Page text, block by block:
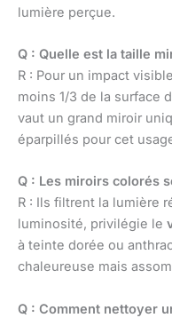
lumière perçue.
Q : Quelle est la taille
R : Pour un impact
moins 1/3 de la surface
vaut un grand miroir
éparpillés pour cet
Q : Les miroirs colorés
R : Ils filtrent la lumière
luminosité, privilégie le
à teinte dorée ou
chaleureuse mais
Q : Comment nettoyer